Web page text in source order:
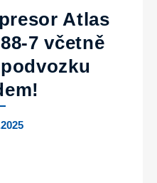
Atlas
7 včetně